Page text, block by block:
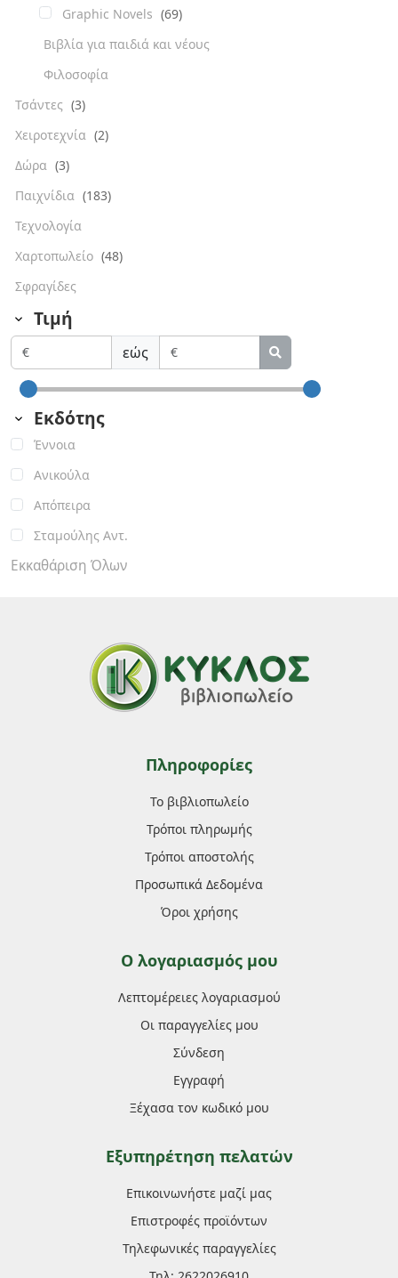
Graphic Novels (69)
Βιβλία για παιδιά και νέους
Φιλοσοφία
Τσάντες (3)
Χειροτεχνία (2)
Δώρα (3)
Παιχνίδια (183)
Τεχνολογία
Χαρτοπωλείο (48)
Σφραγίδες
Τιμή
εώς
Εκδότης
Έννοια
Ανικούλα
Απόπειρα
Σταμούλης Αντ.
Εκκαθάριση Όλων
Πληροφορίες
Το βιβλιοπωλείο
Τρόποι πληρωμής
Τρόποι αποστολής
Προσωπικά Δεδομένα
Όροι χρήσης
Ο λογαριασμός μου
Λεπτομέρειες λογαριασμού
Οι παραγγελίες μου
Σύνδεση
Εγγραφή
Ξέχασα τον κωδικό μου
Εξυπηρέτηση πελατών
Επικοινωνήστε μαζί μας
Επιστροφές προϊόντων
Τηλεφωνικές παραγγελίες